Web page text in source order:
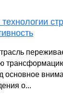
основное
о...